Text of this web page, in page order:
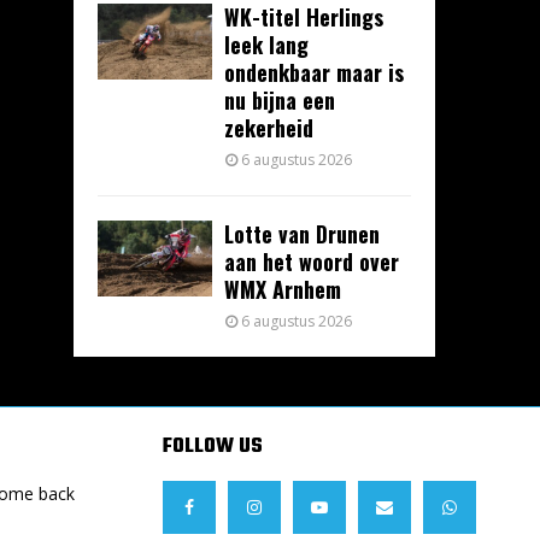
WK-titel Herlings
leek lang
ondenkbaar maar is
nu bijna een
zekerheid
6 augustus 2026
Lotte van Drunen
aan het woord over
WMX Arnhem
6 augustus 2026
back
FOLLOW US